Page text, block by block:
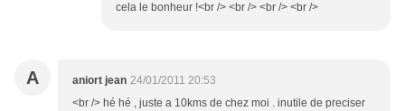
cela le bonheur !<br /> <br /> <br /> <br />
A aniort jean 24/01/2011 20:53
<br /> hé hé , juste a 10kms de chez moi . inutile de preciser